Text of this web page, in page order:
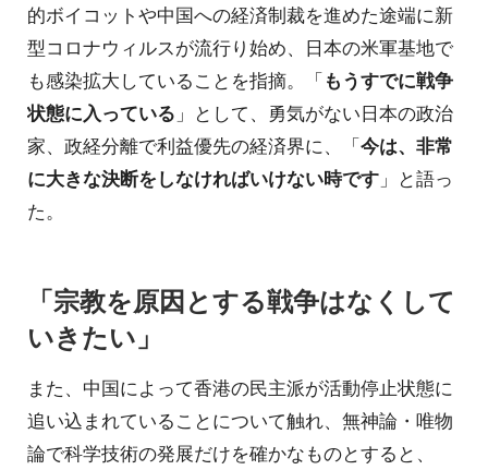
的ボイコットや中国への経済制裁を進めた途端に新
型コロナウィルスが流行り始め、日本の米軍基地で
も感染拡大していることを指摘。「もうすでに戦争
状態に入っている 」として、勇気がない日本の政治
家、政経分離で利益優先の経済界に、「今は、非常
に大きな決断をしなければいけない時です 」と語っ
た。
「宗教を原因とする戦争はなくして
いきたい」
また、中国によって香港の民主派が活動停止状態に
追い込まれていることについて触れ、無神論・唯物
論で科学技術の発展だけを確かなものとすると、